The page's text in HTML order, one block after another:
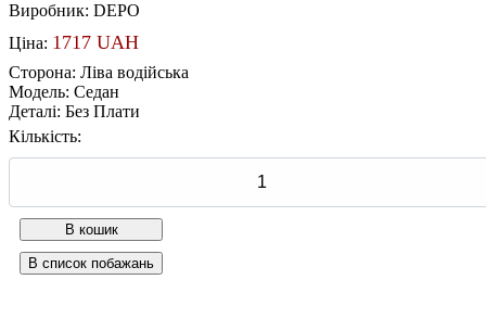
Виробник: DEPO
Ціна: 1717 UAH
Сторона: Ліва водійська
Модель: Седан
Деталі: Без Плати
Кількість: